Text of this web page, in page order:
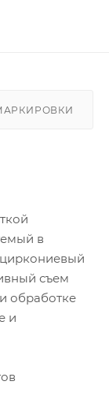
в
съем
обработке
и